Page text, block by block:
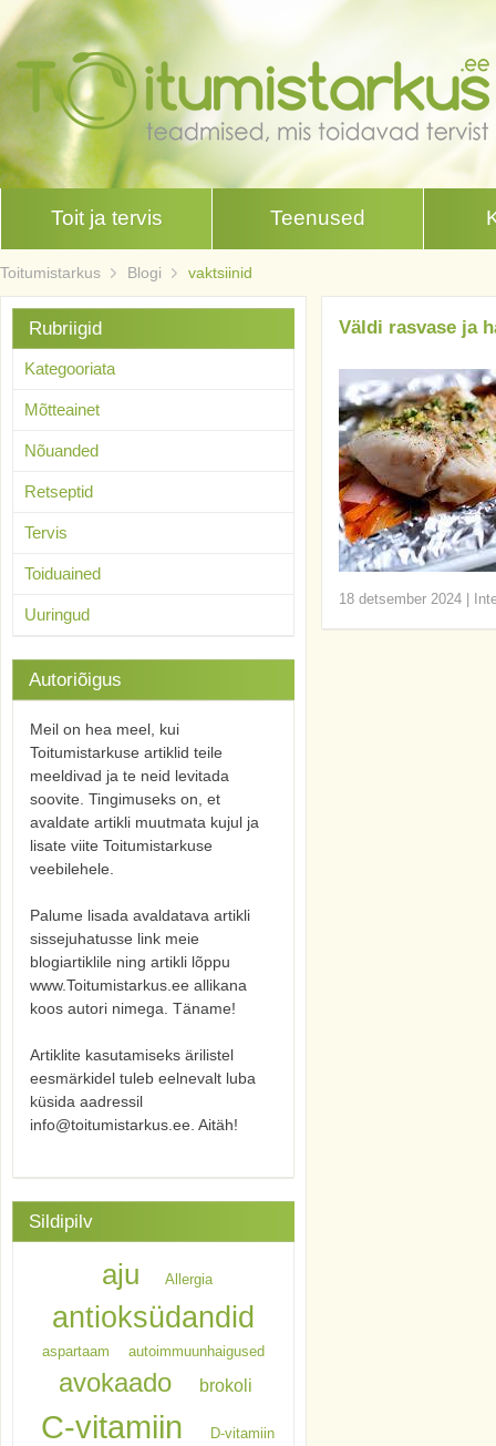
Toit ja tervis Teenused
Toitumistarkus Blogi vaktsiinid
Väldi rasvase ja
18 detsember 2024
Rubriigid
Kategooriata
Mõtteainet
Nõuanded
Retseptid
Tervis
Toiduained
Uuringud
Autoriõigus
Meil on hea meel, kui
Toitumistarkuse artiklid teile
meeldivad ja te neid levitada
soovite. Tingimuseks on, et
avaldate artikli muutmata kujul ja
lisate viite Toitumistarkuse
veebilehele.
Palume lisada avaldatava artikli
sissejuhatusse link meie
blogiartiklile ning artikli lõppu
www.Toitumistarkus.ee allikana
koos autori nimega. Täname!
Artiklite kasutamiseks ärilistel
eesmärkidel tuleb eelnevalt luba
küsida aadressil
info@toitumistarkus.ee. Aitäh!
Sildipilv
aju Allergia
antioksüdandid
aspartaam autoimmuunhaigused
avokaado brokoli
C-vitamiin D-vitamiin